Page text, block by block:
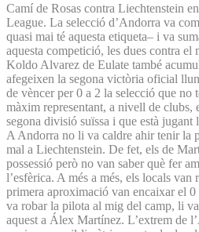
Camí de Rosas contra Liechtenstein
League. La selecció d’Andorra va
quasi mai té aquesta etiqueta– i va
aquesta competició, les dues contra el
Koldo Alvarez de Eulate també
afegeixen la segona victòria oficial
de vèncer per 0 a 2 la selecció que no
màxim representant, a nivell de clubs,
segona divisió suïssa i que està
A Andorra no li va caldre ahir tenir la
mal a Liechtenstein. De fet, els de
possessió però no van saber què fer
l’esfèrica. A més a més, els locals van
primera aproximació van encaixar el
va robar la pilota al mig del camp, li
aquest a Álex Martínez. L’extrem de